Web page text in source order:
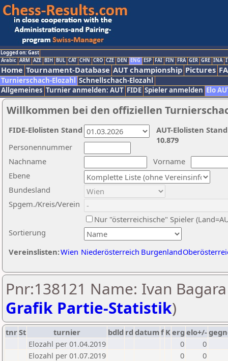
Logged on: Gast
Arabic ARM AZE BIH BUL CAT CHN CRO CZE DEN ENG ESP FAI FIN FRA GER GRE INA
Home Tournament-Database AUT championship Pictures
Turnierschach-Elozahl Schnellschach-Elozahl
Allgemeines Turnier anmelden: AUT FIDE Spieler anmelden Elo
Willkommen bei den offiziellen
Nachname
Vorname
Ebene
Sortierung
Personennummer
Bundesland
Spgem./Kreis/Verein
Nur "österreichische" Spieler
Vereinslisten:Wien Niederösterreich Burgenland
AUT-Elolisten
10.879
FIDE-Elolisten Stand
Pnr:138121 Name: Ivan
Grafik Partie-Statistik)
tnrSt turnier bdld rd datumf Kerg elo+/-
Elozahl per 01.04.2019
0
0
Elozahl per 01.07.2019
0
0